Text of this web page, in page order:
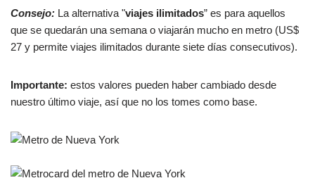
Consejo: La alternativa "viajes ilimitados” es para aquellos
que se quedarán una semana o viajarán mucho en metro (US$
27 y permite viajes ilimitados durante siete días consecutivos).
Importante: estos valores pueden haber cambiado desde
nuestro último viaje, así que no los tomes como base.